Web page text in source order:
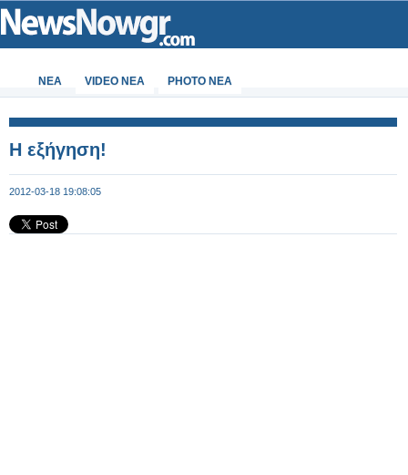
ΝΕΑ VIDEO NEA PHOTO NEA
Η εξήγηση!
2012-03-18 19:08:05